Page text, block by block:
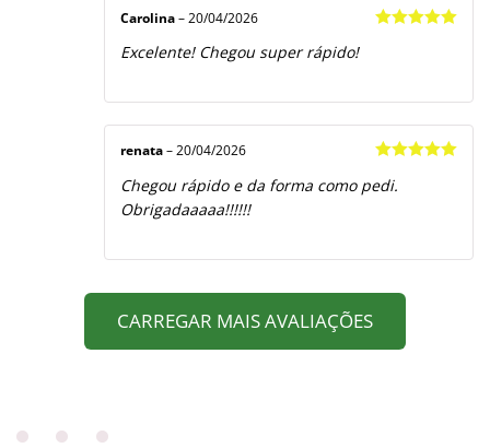
Carolina – 20/04/2026
Excelente! Chegou super rápido!
de 5
renata – 20/04/2026
Chegou rápido e da forma como pedi.
Obrigadaaaaa!!!!!!
CARREGAR MAIS AVALIAÇÕES